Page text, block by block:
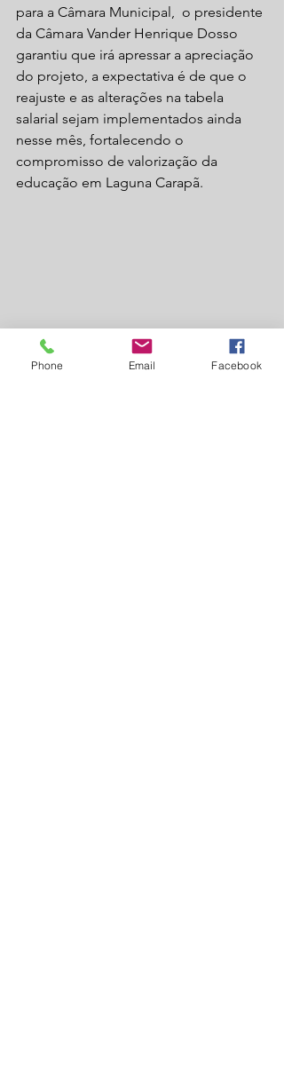
para a Câmara Municipal,  o presidente
da Câmara Vander Henrique Dosso
garantiu que irá apressar a apreciação
do projeto, a expectativa é de que o
reajuste e as alterações na tabela
salarial sejam implementados ainda
nesse mês, fortalecendo o
compromisso de valorização da
educação em Laguna Carapã.
Phone Email Facebook